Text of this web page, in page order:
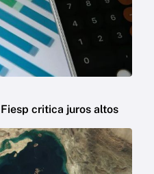
critica juros altos